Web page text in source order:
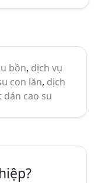
bồn, dịch vụ
con lăn, dịch
dán cao su